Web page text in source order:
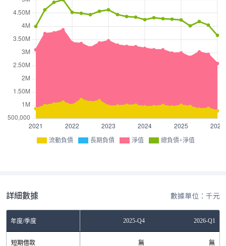
流動負債 長期負債 淨值 總負債+淨值
詳細數據 數據單位：千元
年度/季度 2025-Q4 2026-Q1
短期借款 無 無